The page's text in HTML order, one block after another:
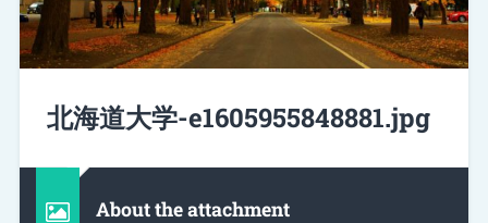
北海道大学-e1605955848881.jpg
About the attachment